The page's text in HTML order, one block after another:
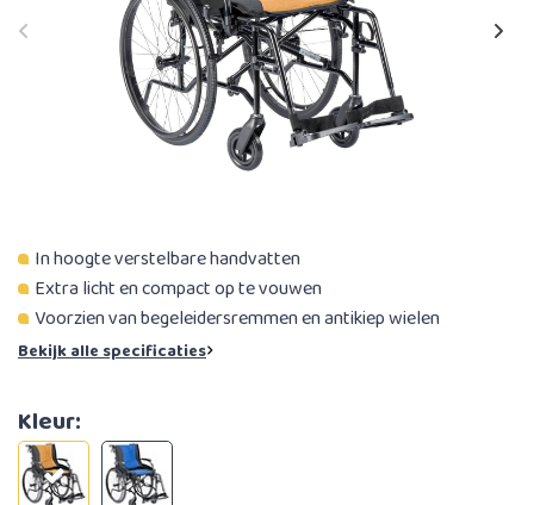
In hoogte verstelbare handvatten
Extra licht en compact op te vouwen
Voorzien van begeleidersremmen en antikiep wielen
Bekijk alle specificaties
Kleur: